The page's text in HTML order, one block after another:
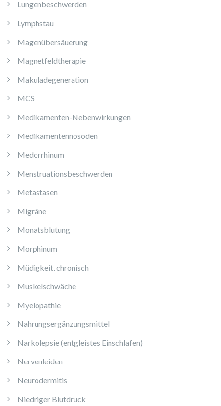
Lungenbeschwerden
Lymphstau
Magenübersäuerung
Magnetfeldtherapie
Makuladegeneration
MCS
Medikamenten-Nebenwirkungen
Medikamentennosoden
Medorrhinum
Menstruationsbeschwerden
Metastasen
Migräne
Monatsblutung
Morphinum
Müdigkeit, chronisch
Muskelschwäche
Myelopathie
Nahrungsergänzungsmittel
Narkolepsie (entgleistes Einschlafen)
Nervenleiden
Neurodermitis
Niedriger Blutdruck